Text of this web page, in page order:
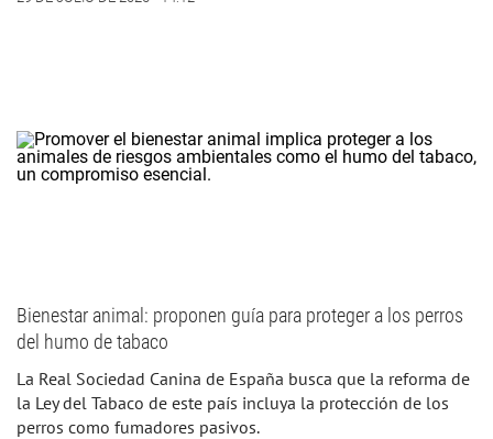
Bienestar animal: proponen guía para proteger a los perros
del humo de tabaco
La Real Sociedad Canina de España busca que la reforma de
la Ley del Tabaco de este país incluya la protección de los
perros como fumadores pasivos.